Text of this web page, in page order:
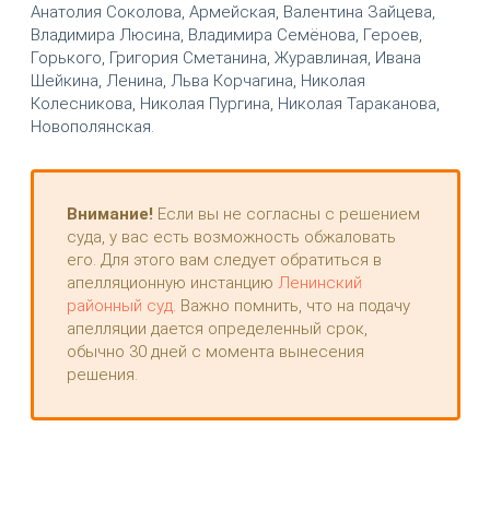
Анатолия Соколова, Армейская, Валентина Зайцева,
Владимира Люсина, Владимира Семёнова, Героев,
Горького, Григория Сметанина, Журавлиная, Ивана
Шейкина, Ленина, Льва Корчагина, Николая
Колесникова, Николая Пургина, Николая Тараканова,
Новополянская.
Внимание! Если вы не согласны с решением
суда, у вас есть возможность обжаловать
его. Для этого вам следует обратиться в
апелляционную инстанцию Ленинский
районный суд. Важно помнить, что на подачу
апелляции дается определенный срок,
обычно 30 дней с момента вынесения
решения.